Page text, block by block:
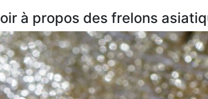
à propos des frelons